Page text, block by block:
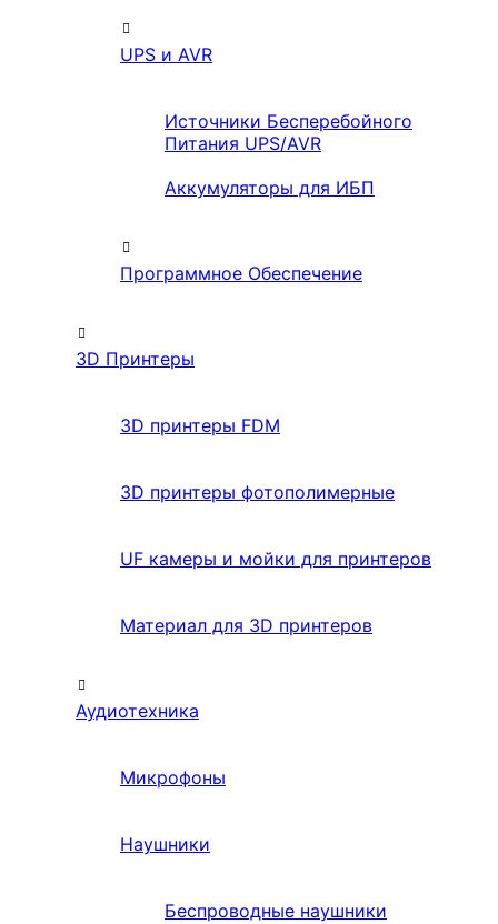
UPS и AVR
Источники Бесперебойного
Питания UPS/AVR
Аккумуляторы для ИБП
Программное Обеспечение
3D Принтеры
3D принтеры FDM
3D принтеры фотополимерные
UF камеры и мойки для принтеров
Материал для 3D принтеров
Аудиотехника
Микрофоны
Наушники
Беспроводные наушники